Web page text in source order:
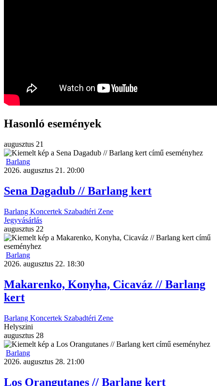
Hasonló események
augusztus 21
Barlang
2026. augusztus 21. 20:00
Sena Dagadub // Barlang kert
Barlang Koncertek Szabadtéri Zene
Jegyvásárlás
augusztus 22
Barlang
2026. augusztus 22. 18:30
Makarenko, Konyha, Cicaváz // Barlang
kert
Barlang Koncertek Szabadtéri Zene
Helyszini
augusztus 28
Barlang
2026. augusztus 28. 21:00
Los Orangutanes // Barlang kert